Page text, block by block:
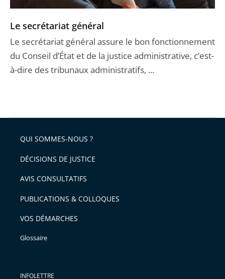
Le secrétariat général
Le secrétariat général assure le bon fonctionnement
du Conseil d’État et de la justice administrative, c’est-
à-dire des tribunaux administratifs, ...
QUI SOMMES-NOUS ?
DÉCISIONS DE JUSTICE
AVIS CONSULTATIFS
PUBLICATIONS & COLLOQUES
VOS DÉMARCHES
Glossaire
INFOLETTRE